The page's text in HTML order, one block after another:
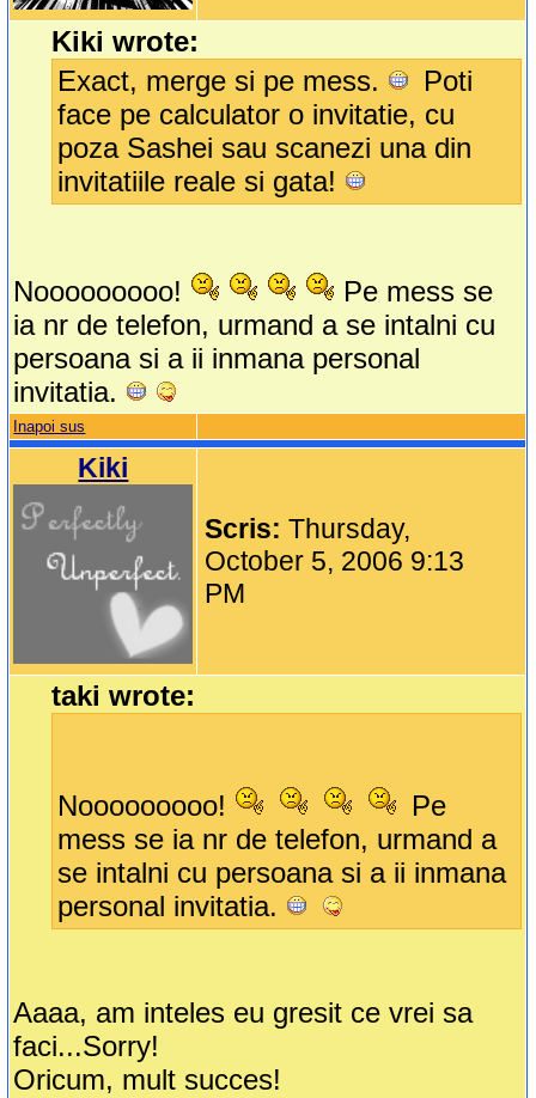
Kiki wrote:
Exact, merge si pe mess.
Poti
face pe calculator o invitatie, cu
poza Sashei sau scanezi una din
invitatiile reale si gata!
Nooooooooo!
Pe mess se
ia nr de telefon, urmand a se intalni cu
persoana si a ii inmana personal
invitatia.
Inapoi sus
Kiki
Scris:Thursday,
October 5, 2006 9:13
PM
taki wrote:
Nooooooooo!
Pe
mess se ia nr de telefon, urmand a
se intalni cu persoana si a ii inmana
personal invitatia.
Aaaa, am inteles eu gresit ce vrei sa
faci...Sorry!
Oricum, mult succes!